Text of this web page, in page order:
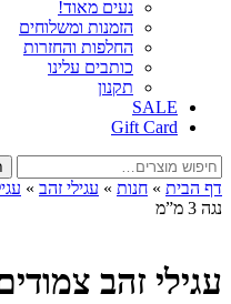
נעים מאוד!
הזמנות ומשלוחים
החלפות והחזרות
כותבים עלינו
תקנון
SALE
Gift Card
חיפוש
עבור:
דף הבית » חנות » עגילי זהב »
נגה 3 מ”מ
עגילי זהב צמודים –